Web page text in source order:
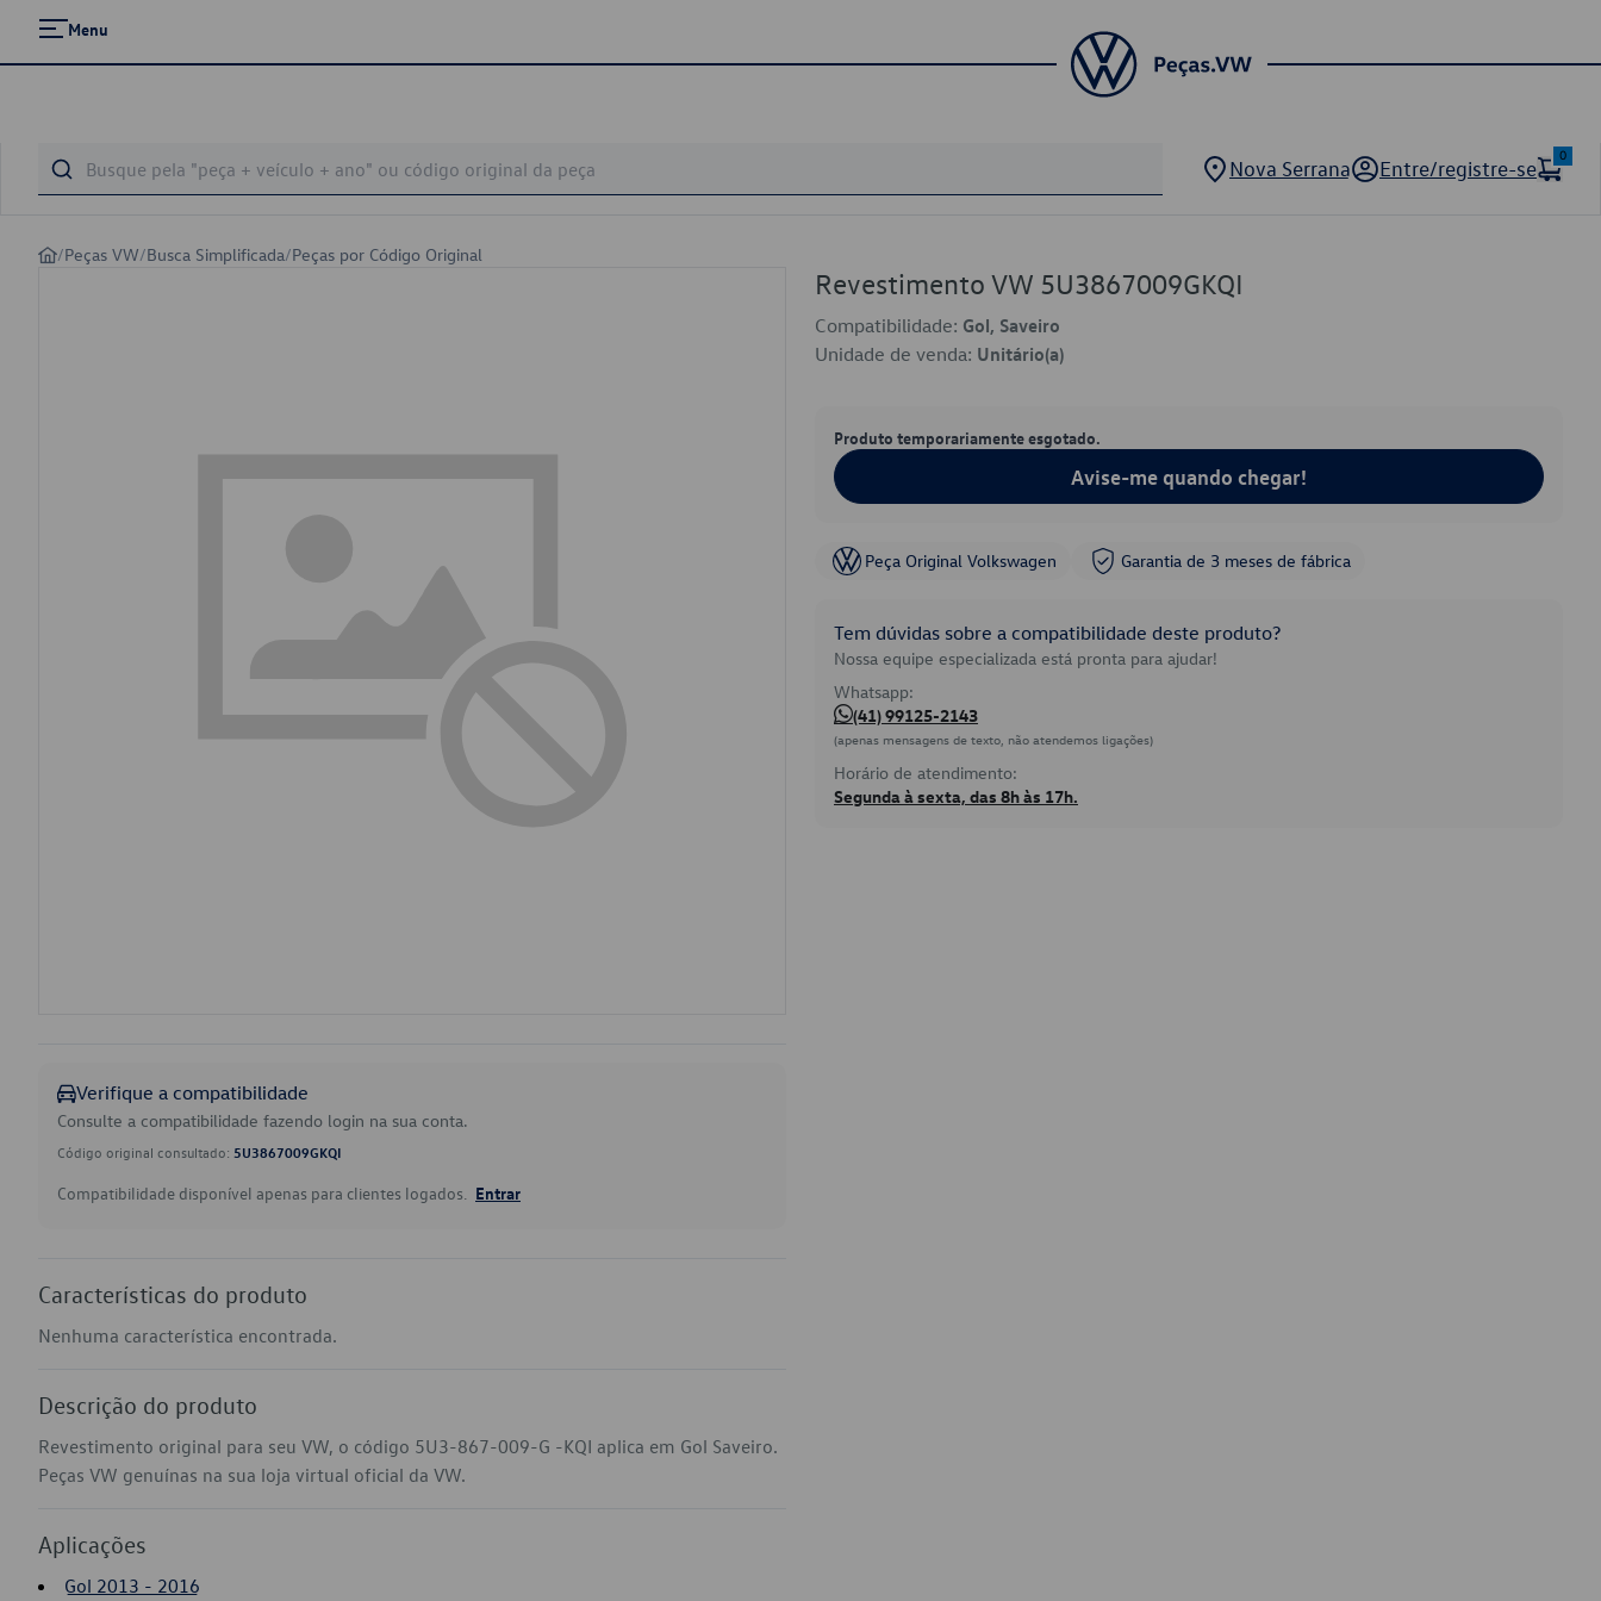
Menu
Nova Serrana Entre/registre-se
0
/Peças VW/Busca Simplificada/Peças por Código Original
Verifique a compatibilidade
Consulte a compatibilidade fazendo login na sua conta.
Código original consultado: 5U3867009GKQI
Compatibilidade disponível apenas para clientes logados. Entrar
Características do produto
Nenhuma característica encontrada.
Descrição do produto
Revestimento original para seu VW, o código 5U3-867-009-G -KQI aplica em Gol Saveiro.
Peças VW genuínas na sua loja virtual oficial da VW.
Aplicações
Gol 2013 - 2016
Revestimento VW 5U3867009GKQI
Compatibilidade: Gol, Saveiro
Unidade de venda: Unitário(a)
Produto temporariamente esgotado.
Avise-me quando chegar!
Peça Original Volkswagen Garantia de 3 meses de fábrica
Tem dúvidas sobre a compatibilidade deste produto?
Nossa equipe especializada está pronta para ajudar!
Whatsapp:
(41) 99125-2143
(apenas mensagens de texto, não atendemos ligações)
Horário de atendimento:
Segunda à sexta, das 8h às 17h.